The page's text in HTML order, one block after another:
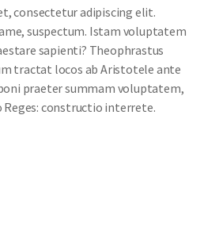
consectetur adipiscing elit.
suspectum. Istam voluptatem
sapienti? Theophrastus
tractat locos ab Aristotele ante
praeter summam voluptatem,
constructio interrete.